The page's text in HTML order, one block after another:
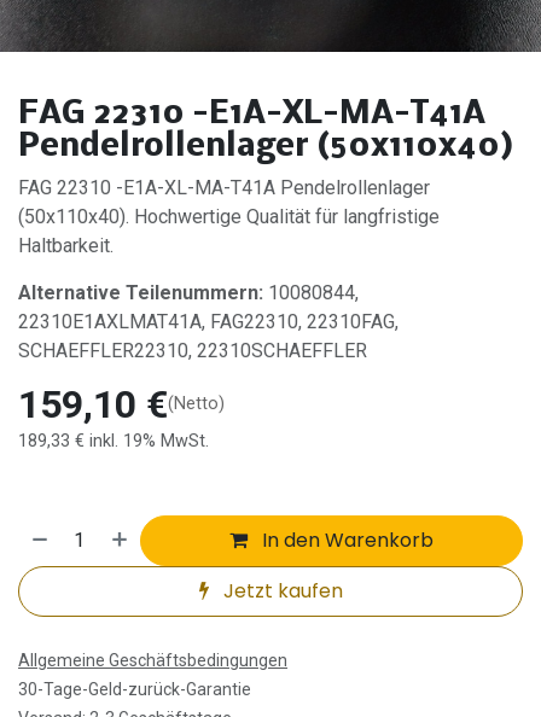
FAG 22310 -E1A-XL-MA-T41A
Pendelrollenlager (50x110x40)
FAG 22310 -E1A-XL-MA-T41A Pendelrollenlager
(50x110x40). Hochwertige Qualität für langfristige
Haltbarkeit.
Alternative Teilenummern: 10080844,
22310E1AXLMAT41A, FAG22310, 22310FAG,
SCHAEFFLER22310, 22310SCHAEFFLER
159,10 €(Netto)
189,33 € inkl. 19% MwSt.
In den Warenkorb
Jetzt kaufen
Allgemeine Geschäftsbedingungen
30-Tage-Geld-zurück-Garantie